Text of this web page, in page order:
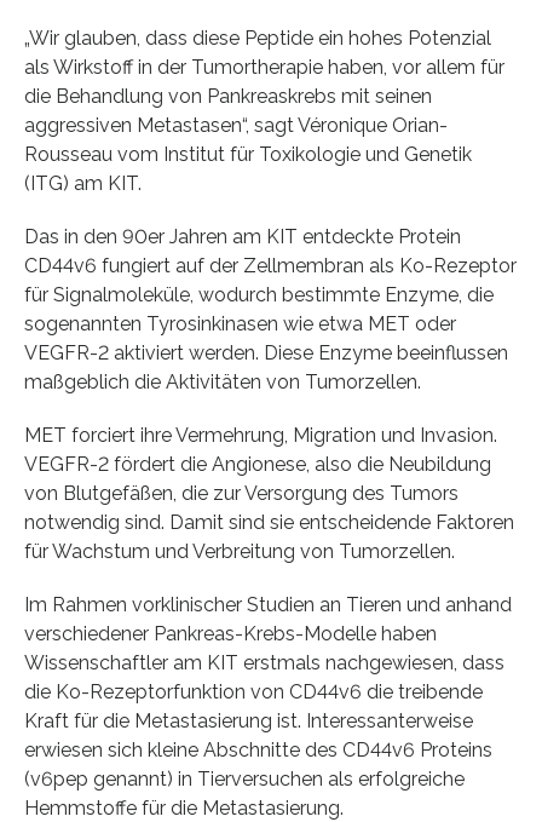
„Wir glauben, dass diese Peptide ein hohes Potenzial
als Wirkstoff in der Tumortherapie haben, vor allem für
die Behandlung von Pankreaskrebs mit seinen
aggressiven Metastasen“, sagt Véronique Orian-
Rousseau vom Institut für Toxikologie und Genetik
(ITG) am KIT.
Das in den 90er Jahren am KIT entdeckte Protein
CD44v6 fungiert auf der Zellmembran als Ko-Rezeptor
für Signalmoleküle, wodurch bestimmte Enzyme, die
sogenannten Tyrosinkinasen wie etwa MET oder
VEGFR-2 aktiviert werden. Diese Enzyme beeinflussen
maßgeblich die Aktivitäten von Tumorzellen.
MET forciert ihre Vermehrung, Migration und Invasion.
VEGFR-2 fördert die Angionese, also die Neubildung
von Blutgefäßen, die zur Versorgung des Tumors
notwendig sind. Damit sind sie entscheidende Faktoren
für Wachstum und Verbreitung von Tumorzellen.
Im Rahmen vorklinischer Studien an Tieren und anhand
verschiedener Pankreas-Krebs-Modelle haben
Wissenschaftler am KIT erstmals nachgewiesen, dass
die Ko-Rezeptorfunktion von CD44v6 die treibende
Kraft für die Metastasierung ist. Interessanterweise
erwiesen sich kleine Abschnitte des CD44v6 Proteins
(v6pep genannt) in Tierversuchen als erfolgreiche
Hemmstoffe für die Metastasierung.